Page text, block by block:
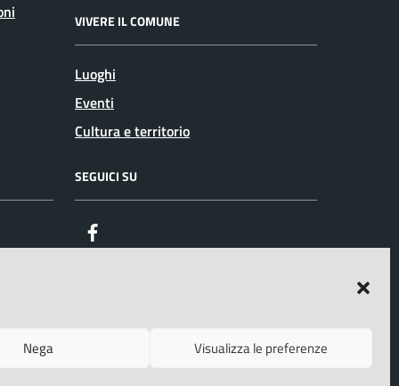
Nega Visualizza le preferenze
VIVERE IL COMUNE
Luoghi
Eventi
Cultura e territorio
SEGUICI SU